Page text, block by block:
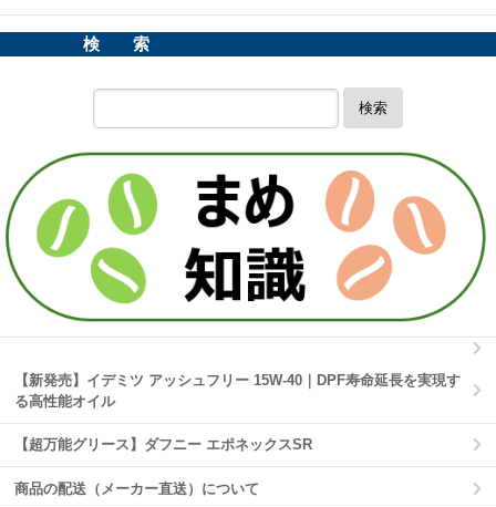
検 索
検索
【新発売】イデミツ アッシュフリー 15W-40｜DPF寿命延長を実現す
る高性能オイル
【超万能グリース】ダフニー エポネックスSR
商品の配送（メーカー直送）について